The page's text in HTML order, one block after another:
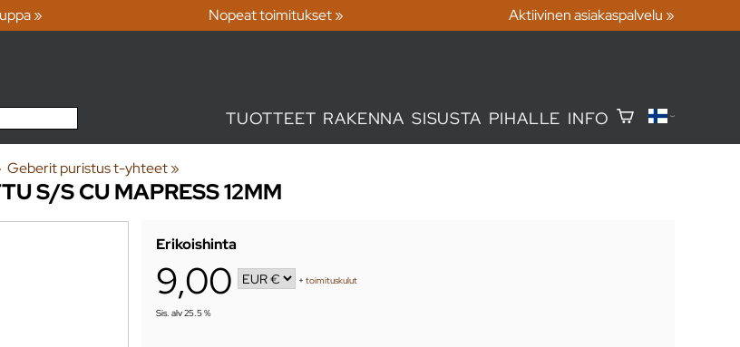
» Nopeat toimitukset » Aktiivinen asiakaspalvelu »
TUOTTEET RAKENNA SISUSTA PIHALLE INFO
Geberit puristus t-yhteet‪»
S/S CU MAPRESS 12MM
Erikoishinta
9,00 +toimituskulut
Sis. alv 25.5 %